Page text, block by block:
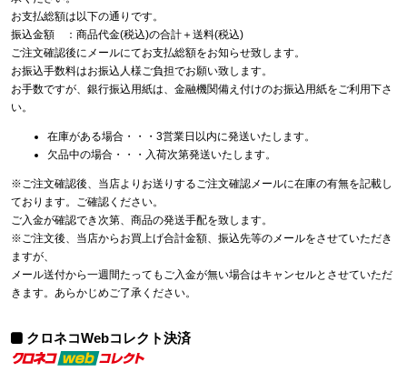
お支払総額は以下の通りです。
振込金額 ：商品代金(税込)の合計＋送料(税込)
ご注文確認後にメールにてお支払総額をお知らせ致します。
お振込手数料はお振込人様ご負担でお願い致します。
お手数ですが、銀行振込用紙は、金融機関備え付けのお振込用紙をご利用下さ
い。
在庫がある場合・・・3営業日以内に発送いたします。
欠品中の場合・・・入荷次第発送いたします。
※ご注文確認後、当店よりお送りするご注文確認メールに在庫の有無を記載し
ております。ご確認ください。
ご入金が確認でき次第、商品の発送手配を致します。
※ご注文後、当店からお買上げ合計金額、振込先等のメールをさせていただき
ますが、
メール送付から一週間たってもご入金が無い場合はキャンセルとさせていただ
きます。あらかじめご了承ください。
クロネコWebコレクト決済